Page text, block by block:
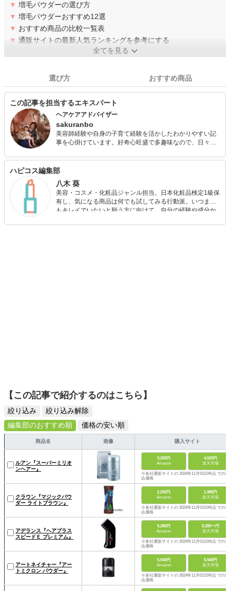
▼ 増毛パウダーの選び方
▼ 増毛パウダーおすすめ12選
▼ おすすめ商品の比較一覧表
▼ 通販サイトの最新人気ランキングを参考にする
全てを見る
選び方 おすすめ商品
この記事を担当するエキスパート
ヘアケアアドバイザー
sakuranbo
美容師経験や自身の子育て経験を活かしたわかりやすい記
事を心掛けています。好奇心旺盛で多趣味なので、日々学
ジが好きなので美容師時代は趣味のカメラでモデルを使っ
た撮影や、コンテストでの入賞経験あり。海外生活を経て
ます。 忙しくても手抜きでもおしゃれを楽しみたい、そん
な女性を応援します！ ◆美容師免許◆ヘアケアマイスター
ハピコス編集部
八木 葵
美容・コスメ・化粧品ジャンル担当。日本化粧品検定1級保
有し、気になる商品は何でも試してみる行動派。いつまで
もキレイでいたいと願う方に向けて、自分の経験や成分か
【この記事で紹介するのはこちら】
絞り込み
絞り込み解除
編集部のおすすめ順
価格の安い順
商品名 画像 購入サイト
ルアン『スーパーミリオ
ンヘアー』
3,200円
Amazon
4,620円
楽天市場
※各社通販サイトの 2024年11月01日時点 での税
込価格
クラウン『マジックパウ
ダー ライトブラウン』
2,292円
Amazon
1,985円
楽天市場
※各社通販サイトの 2024年11月01日時点 での税
込価格
アデランス『ヘアプラス
スピードＥ プレミアム』
5,280円
Amazon
5,280〜円
楽天市場
※各社通販サイトの 2024年11月01日時点 での税
込価格
アートネイチャー『アー
トミクロン パウダー』
5,940円
Amazon
5,940円
楽天市場
※各社通販サイトの 2024年11月01日時点 での税
込価格